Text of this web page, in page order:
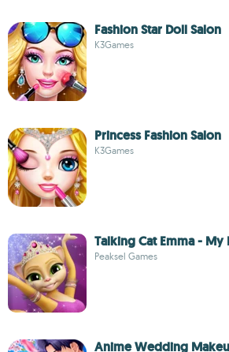
Fashion Star Doll Salon
K3Games
Princess Fashion Salon
K3Games
Talking Cat Emma - My
Peaksel Games
Anime Wedding